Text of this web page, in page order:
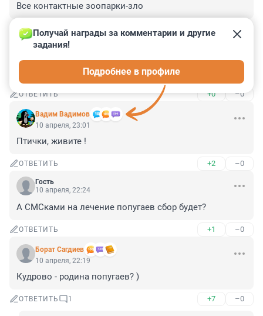
Все контактные зоопарки-зло
ОТВЕТИТЬ –0
Гость
Академики неделю бьются над составом отравы ?
ОТВЕТИТЬ +0 –0
Вадим Вадимов
Получай награды за комментарии и другие
задания!
Подробнее в профиле
10 апреля, 23:01
Птички, живите !
ОТВЕТИТЬ +2 –0
Гость
10 апреля, 22:24
А СМСками на лечение попугаев сбор будет?
ОТВЕТИТЬ +1 –0
Борат Сaгдиев
10 апреля, 22:19
Кудрово - родина попугаев? )
ОТВЕТИТЬ 1 +7 –0